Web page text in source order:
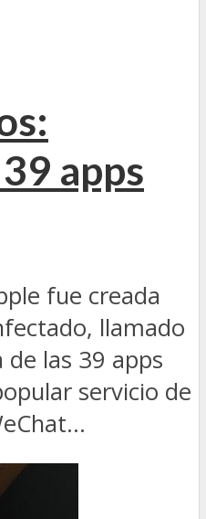
apps
fue creada
llamado
de las 39 apps
servicio de